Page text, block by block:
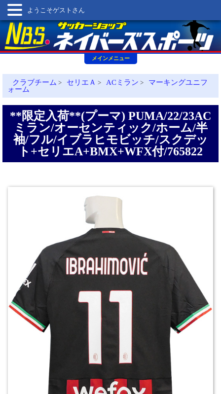
メインメニュー
ようこそゲストさん
クラブチーム > セリエＡ > ACミラン >
マーキングユニフ
ォーム
**限定入荷**(プーマ) PUMA/22/23AC
ミラン/オーセンティック/ホーム/半
袖/フル/イブラヒモビッチ/スクデッ
ト+セリエA+BMX+WFX付/765822